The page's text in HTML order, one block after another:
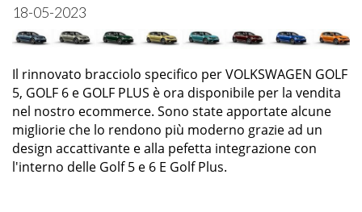
18-05-2023
Il rinnovato bracciolo specifico per VOLKSWAGEN GOLF
5, GOLF 6 e GOLF PLUS è ora disponibile per la vendita
nel nostro ecommerce. Sono state apportate alcune
migliorie che lo rendono più moderno grazie ad un
design accattivante e alla pefetta integrazione con
l'interno delle Golf 5 e 6 E Golf Plus.